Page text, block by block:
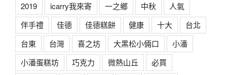
2019 icarry我來寄 一之鄉 中秋
人氣
伴手禮
佳德 佳德糕餅 健康 十大
台北
台東
台灣 喜之坊 大黑松小倆口
小潘
小潘蛋糕坊
巧克力 微熱山丘
必買